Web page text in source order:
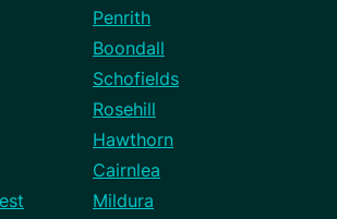
Penrith
Boondall
Schofields
Rosehill
Hawthorn
Cairnlea
Mildura